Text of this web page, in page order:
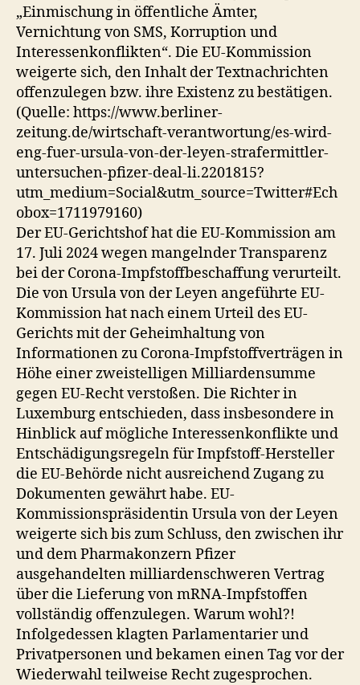
„Einmischung in öffentliche Ämter,
Vernichtung von SMS, Korruption und
Interessenkonflikten“. Die EU-Kommission
weigerte sich, den Inhalt der Textnachrichten
offenzulegen bzw. ihre Existenz zu bestätigen.
(Quelle: https://www.berliner-
zeitung.de/wirtschaft-verantwortung/es-wird-
eng-fuer-ursula-von-der-leyen-strafermittler-
untersuchen-pfizer-deal-li.2201815?
utm_medium=Social&utm_source=Twitter#Ech
obox=1711979160)
Der EU-Gerichtshof hat die EU-Kommission am
17. Juli 2024 wegen mangelnder Transparenz
bei der Corona-Impfstoffbeschaffung verurteilt.
Die von Ursula von der Leyen angeführte EU-
Kommission hat nach einem Urteil des EU-
Gerichts mit der Geheimhaltung von
Informationen zu Corona-Impfstoffverträgen in
Höhe einer zweistelligen Milliardensumme
gegen EU-Recht verstoßen. Die Richter in
Luxemburg entschieden, dass insbesondere in
Hinblick auf mögliche Interessenkonflikte und
Entschädigungsregeln für Impfstoff-Hersteller
die EU-Behörde nicht ausreichend Zugang zu
Dokumenten gewährt habe. EU-
Kommissionspräsidentin Ursula von der Leyen
weigerte sich bis zum Schluss, den zwischen ihr
und dem Pharmakonzern Pfizer
ausgehandelten milliardenschweren Vertrag
über die Lieferung von mRNA-Impfstoffen
vollständig offenzulegen. Warum wohl?!
Infolgedessen klagten Parlamentarier und
Privatpersonen und bekamen einen Tag vor der
Wiederwahl teilweise Recht zugesprochen.